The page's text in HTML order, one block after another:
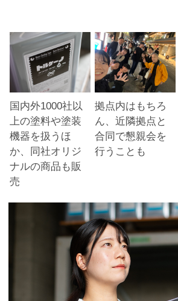
国内外1000社以
上の塗料や塗装
機器を扱うほ
か、同社オリジ
ナルの商品も販
売
拠点内はもちろ
ん、近隣拠点と
合同で懇親会を
行うことも